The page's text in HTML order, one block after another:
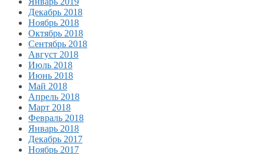
Декабрь 2018
Ноябрь 2018
Октябрь 2018
Сентябрь 2018
Август 2018
Июль 2018
Июнь 2018
Май 2018
Апрель 2018
Март 2018
Февраль 2018
Январь 2018
Декабрь 2017
Ноябрь 2017